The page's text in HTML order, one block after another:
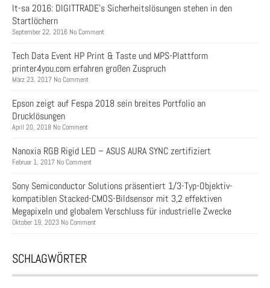
It-sa 2016: DIGITTRADE’s Sicherheitslösungen stehen in den
Startlöchern
September 22, 2016 No Comment
Tech Data Event HP Print & Taste und MPS-Plattform
printer4you.com erfahren großen Zuspruch
März 23, 2017 No Comment
Epson zeigt auf Fespa 2018 sein breites Portfolio an
Drucklösungen
April 20, 2018 No Comment
Nanoxia RGB Rigid LED – ASUS AURA SYNC zertifiziert
Februar 1, 2017 No Comment
Sony Semiconductor Solutions präsentiert 1/3-Typ-Objektiv-
kompatiblen Stacked-CMOS-Bildsensor mit 3,2 effektiven
Megapixeln und globalem Verschluss für industrielle Zwecke
Oktober 19, 2023 No Comment
SCHLAGWÖRTER